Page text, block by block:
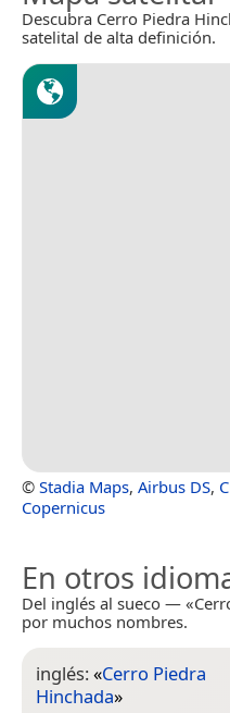
Descubra Cerro Piedra
satelital de alta definición.
© Stadia Maps, Airbus DS,
Copernicus
En otros
Del inglés al sueco —
por muchos nombres.
inglés:«Cerro Piedra
Hinchada»